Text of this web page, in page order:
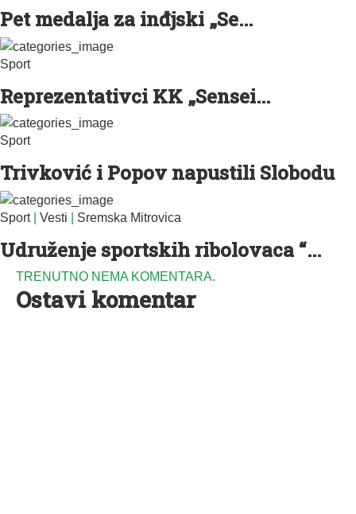
Pet medalja za inđjski „Se...
Sport
Reprezentativci KK „Sensei...
Sport
Trivković i Popov napustili Slobodu
Sport| Vesti Sremska Mitrovica
Udruženje sportskih ribolovaca “...
TRENUTNO NEMA KOMENTARA.
Ostavi komentar